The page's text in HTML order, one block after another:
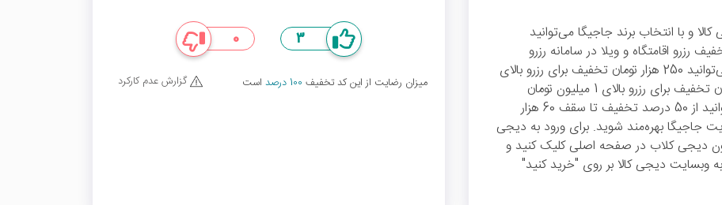
و با انتخاب برند جاجیگا می‌توانید
اقامتگاه و ویلا در سامانه رزرو
اقامتگاه جاجیگا کنید. شما با صرف 15 امتیاز می‌توانید 250 هزار تومان تخفیف برای رزرو بالای
2 میلیون تومان، با صرف 10 امتیاز 130 هزار تومان تخفیف برای رزرو بالای 1 میلیون تومان
دریافت کنید و همچنین با صرف 5 امتیاز می‌توانید از 50 درصد تخفیف تا سقف 60 هزار
جاجیگا بهره‌مند شوید. برای ورود به دیجی
دیجی کلاب در صفحه اصلی کلیک کنید و
وبسایت دیجی کالا بر روی "خرید کنید"
3
0
میزان رضایت از این کد تخفیف 100 درصد است گزارش عدم کارکرد